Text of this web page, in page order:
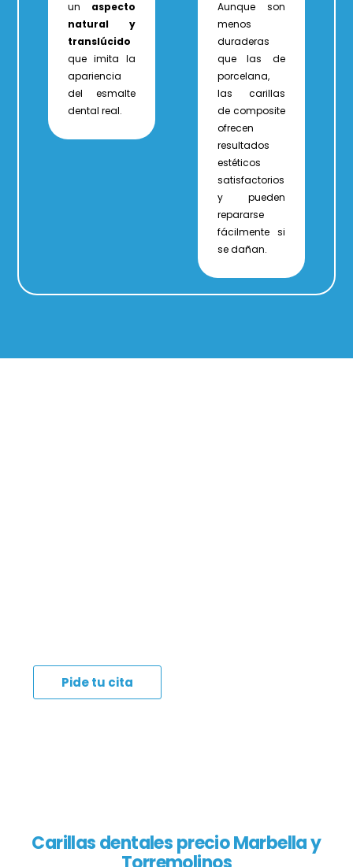
un aspecto
natural y
translúcido
que imita la
apariencia
del esmalte
dental real.
Aunque son
menos
duraderas
que las de
porcelana,
las carillas
de composite
ofrecen
resultados
estéticos
satisfactorios
y pueden
repararse
fácilmente si
se dañan.
Pide tu cita
Carillas dentales precio Marbella y